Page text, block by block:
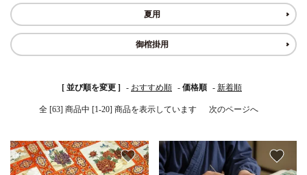
輪袈裟・畳袈裟 式章・略肩衣
コート・雨具 その他
戸帳・華鬘
欄間・障子・襖・翠
本堂金具・上壇彫物
納骨壇 御香・線香
夏用
御棺掛用
[ 並び順を変更 ] - おすすめ順 - 価格順 - 新着順
全 [63] 商品中 [1-20] 商品を表示しています 次のページへ
favorite favorite